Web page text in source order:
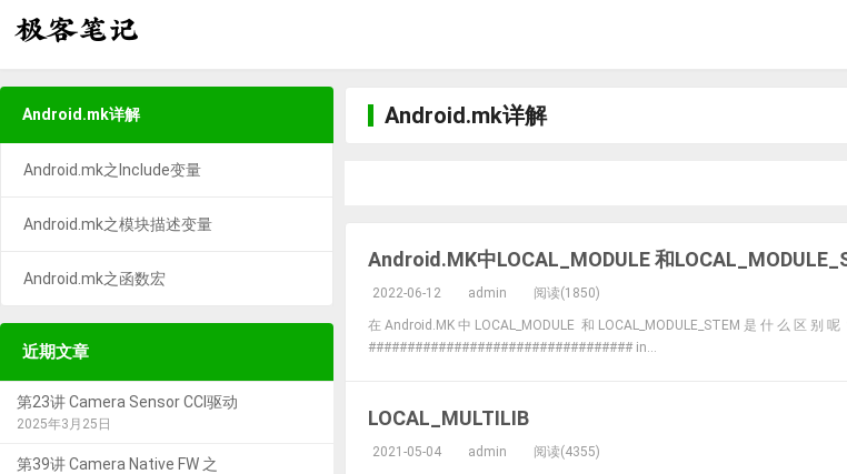
Android.mk详解
Android.MK中LOCAL_MODULE 和
2022-06-12 admin 阅读(1850)
在Android.MK中LOCAL_MODULE 和LOCAL_MODULE_STEM是什么区
################################## in...
LOCAL_MULTILIB
2021-05-04 admin 阅读(4355)
Android.mk详解
Android.mk之Include变量
Android.mk之模块描述变量
Android.mk之函数宏
近期文章
第23讲 Camera Sensor CCI驱动
2025年3月25日
第39讲 Camera Native FW 之